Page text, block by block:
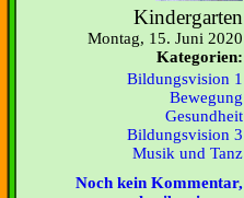
Kindergarten
Montag, 15. Juni 2020
Kategorien:
Bildungsvision 1
Bewegung
Gesundheit
Bildungsvision 3
Musik und Tanz
Noch kein Kommentar,